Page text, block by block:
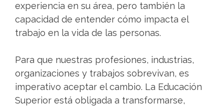
experiencia en su área, pero también la
capacidad de entender cómo impacta el
trabajo en la vida de las personas.
Para que nuestras profesiones, industrias,
organizaciones y trabajos sobrevivan, es
imperativo aceptar el cambio. La Educación
Superior está obligada a transformarse,